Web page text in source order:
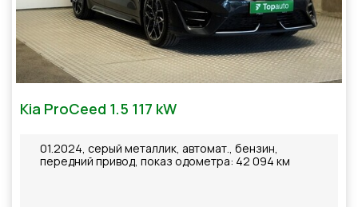
Kia ProCeed 1.5 117 kW
01.2024, серый металлик, автомат., бензин,
передний привод, показ одометра: 42 094 км